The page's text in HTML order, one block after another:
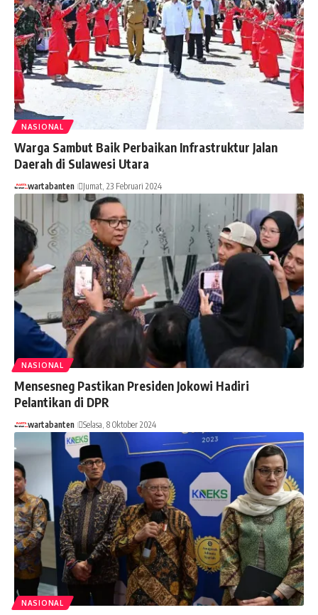
NASIONAL
Warga Sambut Baik Perbaikan Infrastruktur Jalan
Daerah di Sulawesi Utara
wartabanten Jumat, 23 Februari 2024
NASIONAL
Mensesneg Pastikan Presiden Jokowi Hadiri
Pelantikan di DPR
wartabanten Selasa, 8 Oktober 2024
NASIONAL